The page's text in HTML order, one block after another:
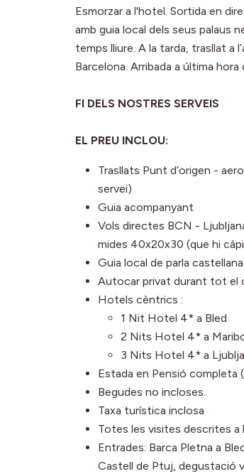
Esmorzar a l'hotel. Sortida en
amb guia local dels seus palaus
temps lliure. A la tarda, trasllat a
Barcelona. Arribada a última
FI DELS NOSTRES SERVEIS
EL PREU INCLOU:
Trasllats Punt d’origen -
servei)
Guia acompanyant
Vols directes BCN -
mides 40x20x30 (que hi
Guia local de parla
Autocar privat durant tot el
Hotels cèntrics :
1 Nit Hotel 4* a Bled
2 Nits Hotel 4* a
3 Nits Hotel 4* a
Estada en Pensió completa
Begudes no incloses.
Taxa turística inclosa
Totes les visites descrites a
Entrades: Barca Pletna a
Castell de Ptuj, degustació